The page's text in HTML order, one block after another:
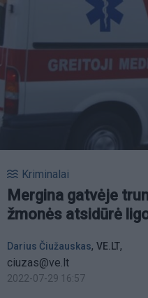
Kriminalai
Mergina gatvėje
žmonės atsidūrė
Darius Čiužauskas, VE.LT,
ciuzas@ve.lt
2022-07-29 16:57